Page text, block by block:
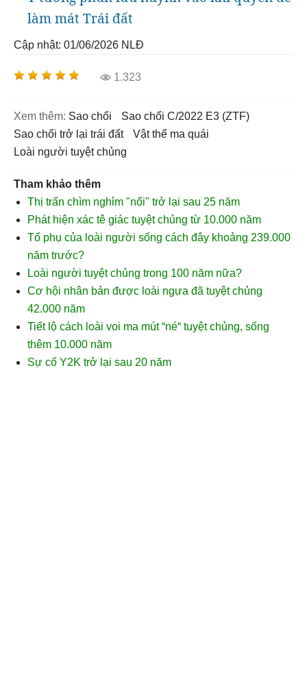
làm mát Trái đất
Cập nhật: 01/06/2026 NLĐ
1.323
Xem thêm: sao chổi
sao chổi C/2022 E3 (ZTF)
sao chổi trở lại trái đất
vật thể ma quái
loài người tuyệt chủng
Tham khảo thêm
Thị trấn chìm nghỉm "nổi" trở lại sau 25 năm
Phát hiện xác tê giác tuyệt chủng từ 10.000 năm
Tổ phụ của loài người sống cách đây khoảng 239.000
năm trước?
Loài người tuyệt chủng trong 100 năm nữa?
Cơ hội nhân bản được loài ngựa đã tuyệt chủng
42.000 năm
Tiết lộ cách loài voi ma mút “né“ tuyệt chủng, sống
thêm 10.000 năm
Sự cố Y2K trở lại sau 20 năm